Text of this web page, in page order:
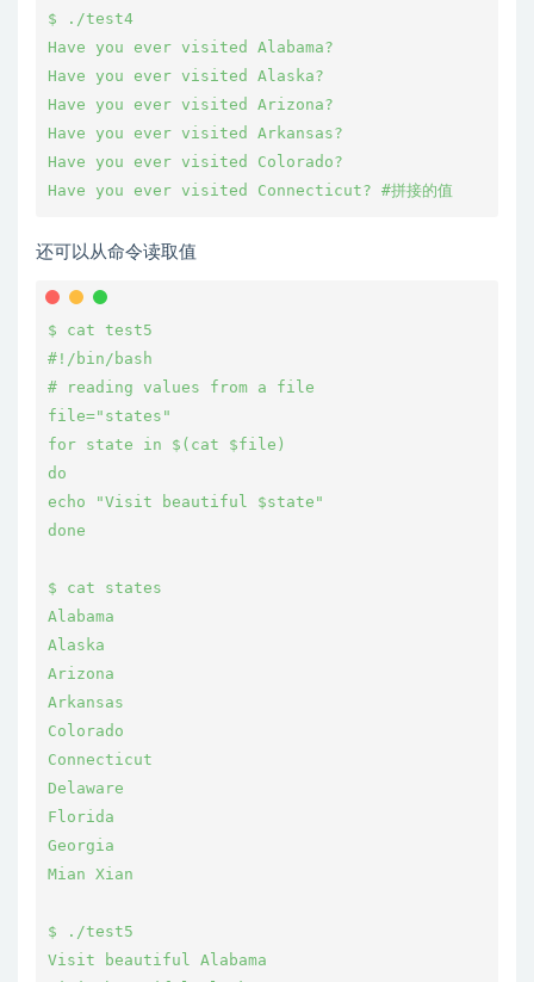
$ ./test4
Have you ever visited Alabama?
Have you ever visited Alaska?
Have you ever visited Arizona?
Have you ever visited Arkansas?
Have you ever visited Colorado?
Have you ever visited Connecticut? #拼接的值
还可以从命令读取值
$ cat test5
#!/bin/bash
# reading values from a file
file="states"
for state in $(cat $file)
do
echo "Visit beautiful $state"
done
$ cat states
Alabama
Alaska
Arizona
Arkansas
Colorado
Connecticut
Delaware
Florida
Georgia
Mian Xian
$ ./test5
Visit beautiful Alabama